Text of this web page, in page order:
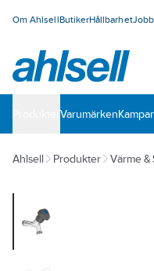
Om AhlsellButikerHållbarhet
Varumärken
Ahlsell Produkter Värme &